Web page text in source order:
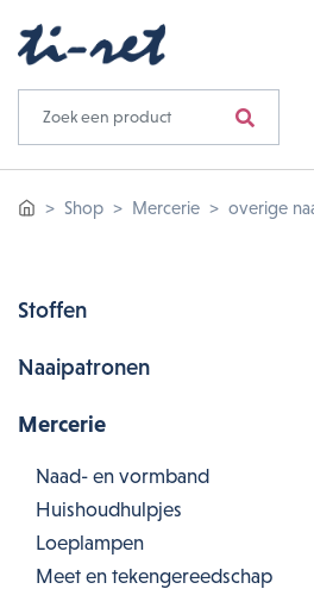
Shop Mercerie overige
Stoffen
Naaipatronen
Mercerie
Naad- en vormband
Huishoudhulpjes
Loeplampen
Meet en tekengereedschap